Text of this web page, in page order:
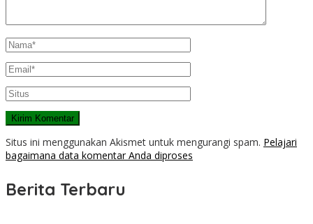
Situs ini menggunakan Akismet untuk mengurangi spam. Pelajari
bagaimana data komentar Anda diproses
Berita Terbaru